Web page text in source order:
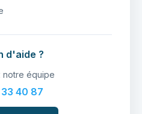
d'aide ?
notre équipe
40 87